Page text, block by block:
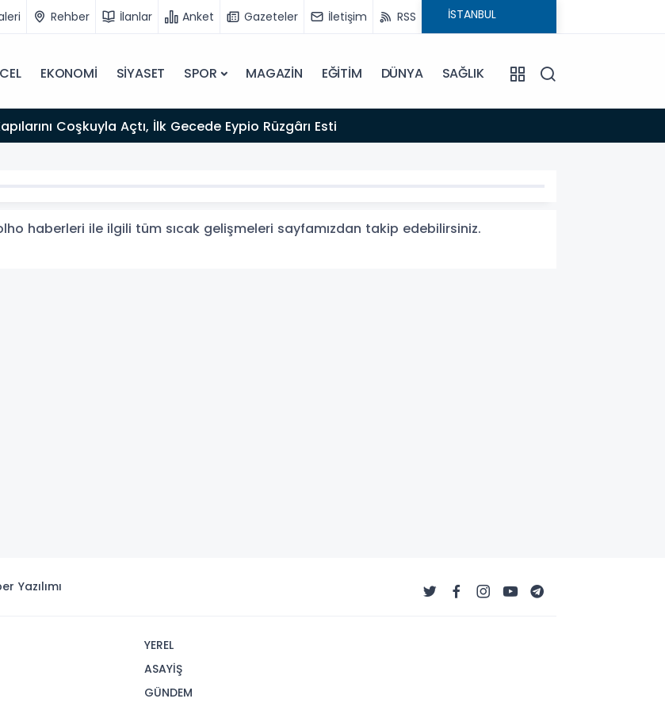
Rehber İlanlar Anket Gazeteler İletişim RSS
EKONOMİ SİYASET SPOR MAGAZİN EĞİTİM DÜNYA SAĞLIK
Coşkuyla Açtı, İlk Gecede Eypio Rüzgârı Esti
haberleri ile ilgili tüm sıcak gelişmeleri sayfamızdan takip edebilirsiniz.
Yazılımı
YEREL
ASAYİŞ
GÜNDEM